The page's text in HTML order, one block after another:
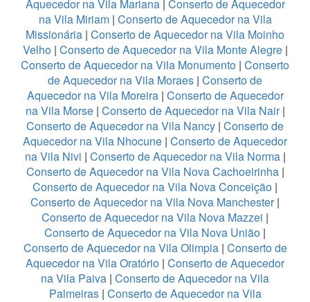
Aquecedor na Vila Mariana| Conserto de Aquecedor
na Vila Miriam| Conserto de Aquecedor na Vila
Missionária | Conserto de Aquecedor na Vila Moinho
Velho| Conserto de Aquecedor na Vila Monte Alegre|
Conserto de Aquecedor na Vila Monumento | Conserto
de Aquecedor na Vila Moraes | Conserto de
Aquecedor na Vila Moreira| Conserto de Aquecedor
na Vila Morse| Conserto de Aquecedor na Vila Nair|
Conserto de Aquecedor na Vila Nancy | Conserto de
Aquecedor na Vila Nhocune | Conserto de Aquecedor
na Vila Nivi | Conserto de Aquecedor na Vila Norma|
Conserto de Aquecedor na Vila Nova Cachoeirinha|
Conserto de Aquecedor na Vila Nova Conceição |
Conserto de Aquecedor na Vila Nova Manchester|
Conserto de Aquecedor na Vila Nova Mazzei |
Conserto de Aquecedor na Vila Nova União |
Conserto de Aquecedor na Vila Olimpia| Conserto de
Aquecedor na Vila Oratório | Conserto de Aquecedor
na Vila Paiva | Conserto de Aquecedor na Vila
Palmeiras| Conserto de Aquecedor na Vila